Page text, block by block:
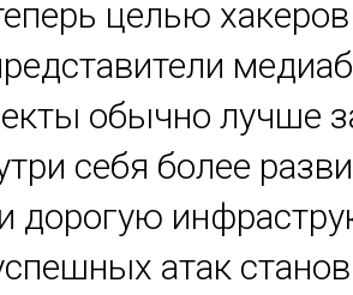
целью
обычно лучше
себя более
дорогую
атак